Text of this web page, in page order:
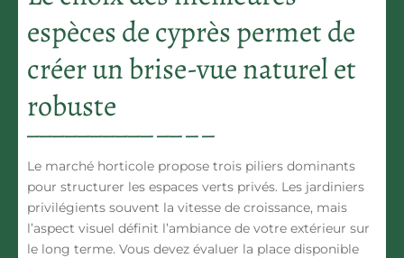
espèces de cyprès permet de
créer un brise-vue naturel et
robuste
Le marché horticole propose trois piliers dominants
pour structurer les espaces verts privés. Les jardiniers
privilégients souvent la vitesse de croissance, mais
l’aspect visuel définit l’ambiance de votre extérieur sur
le long terme. Vous devez évaluer la place disponible